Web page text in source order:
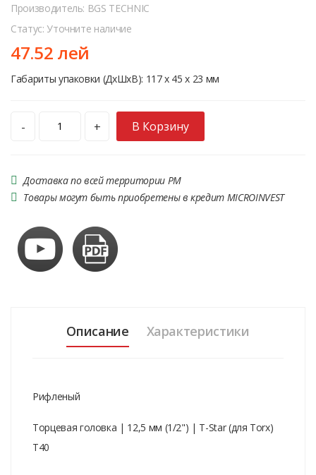
Производитель: BGS TECHNIC
Статус: Уточните наличие
47.52 лей
Габариты упаковки (ДхШхВ): 117 x 45 x 23 мм
- + В Корзину
Доставка по всей территории РМ
Товары могут быть приобретены в кредит MICROINVEST
Описание Характеристики
Рифленый
Торцевая головка | 12,5 мм (1/2") | T-Star (для Torx)
T40